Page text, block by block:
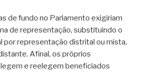
de fundo no Parlamento exigiriam
de representação, substituindo o
por representação distrital ou mista,
Afinal, os próprios
e reelegem beneficiados